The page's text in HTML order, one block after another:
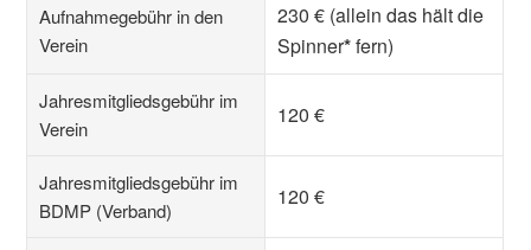
Aufnahmegebühr in den
Verein
230 € (allein das hält die
Spinner*fern)
Jahresmitgliedsgebühr im
Verein
120 €
Jahresmitgliedsgebühr im
BDMP (Verband)
120 €